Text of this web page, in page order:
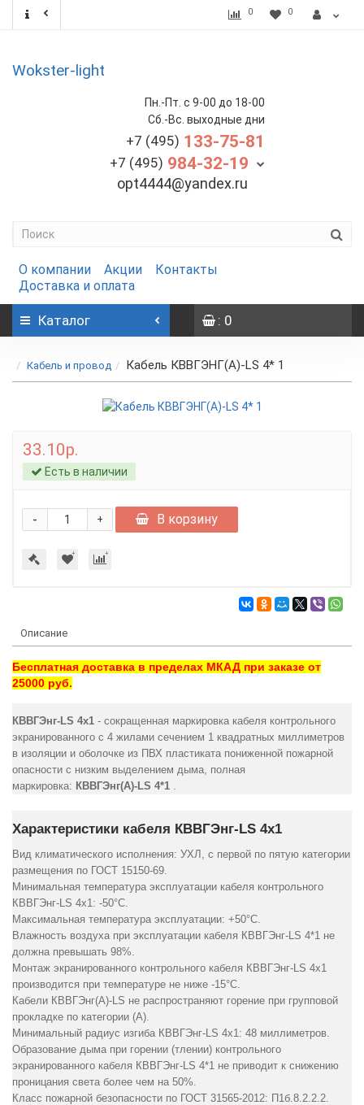
0 0
Wokster-light
Пн.-Пт. с 9-00 до 18-00
Сб.-Вс. выходные дни
+7 (495) 133-75-81
+7 (495) 984-32-19
opt4444@yandex.ru
О компании Акции
Контакты
Доставка и оплата
Каталог : 0
Кабель и провод Кабель КВВГЭНГ(А)-LS 4* 1
33.10р.
Есть в наличии
+
- В корзину
Описание
Бесплатная доставка в пределах МКАД при заказе от
25000 руб.
КВВГЭнг-LS 4х1 - сокращенная маркировка кабеля контрольного
экранированного с 4 жилами сечением 1 квадратных миллиметров
в изоляции и оболочке из ПВХ пластиката пониженной пожарной
опасности с низким выделением дыма, полная
маркировка: КВВГЭнг(А)-LS 4*1 .
Характеристики кабеля КВВГЭнг-LS 4х1
Вид климатического исполнения: УХЛ, с первой по пятую категории
размещения по ГОСТ 15150-69.
Минимальная температура эксплуатации кабеля контрольного
КВВГЭнг-LS 4х1: -50°С.
Максимальная температура эксплуатации: +50°С.
Влажность воздуха при эксплуатации кабеля КВВГЭнг-LS 4*1 не
должна превышать 98%.
Монтаж экранированного контрольного кабеля КВВГЭнг-LS 4х1
производится при температуре не ниже -15°С.
Кабели КВВГЭнг(А)-LS не распространяют горение при групповой
прокладке по категории (А).
Минимальный радиус изгиба КВВГЭнг-LS 4х1: 48 миллиметров.
Образование дыма при горении (тлении) контрольного
экранированного кабеля КВВГЭнг-LS 4*1 не приводит к снижению
проницания света более чем на 50%.
Класс пожарной безопасности по ГОСТ 31565-2012: П1б.8.2.2.2.